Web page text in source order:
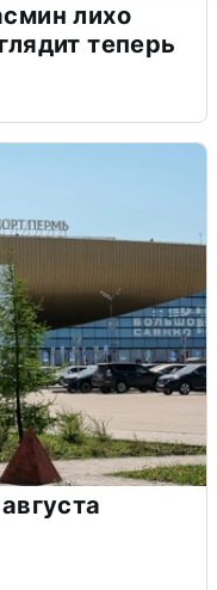
лихо
теперь